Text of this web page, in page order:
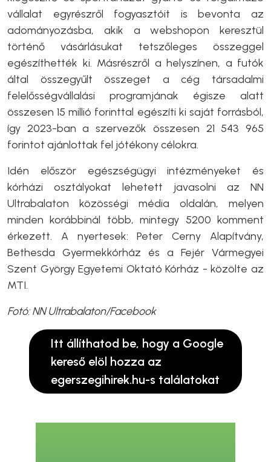
vállalat egyrészről fogyasztóit is bevonta az
adományozásba, akik a webshopon keresztül
történő vásárlásukat tetszőleges összeggel
egészíthették ki. Másrészről a helyszínen, a futók
által összegyűlt összeget a cég társadalmi
felelősségvállalási programjának égisze alatt
összesen 15 millió forinttal egészíti ki saját forrásból,
így 2023-ban a szervezők összesen 21 543 965
forintot ajánlottak fel jótékony célokra.
Idén először egészségügyi intézményeket és
kórházi osztályokat lehetett javasolni az NN
Ultrabalaton közösségi média oldalán, melyen
minden korábbinál több, mintegy 5200 komment
érkezett. A nyertesek: Peter Cerny Alapítvány,
Bethesda Gyermekkórház és a Fejér Vármegyei
Szent György Egyetemi Oktató Kórház - közölte az
MTI.
Fotó: NN Ultrabalaton/Facebook
Itt állíthatod be, hogy a Google
kereső elöl hozza az
egerszegihirek.hu-s találatokat